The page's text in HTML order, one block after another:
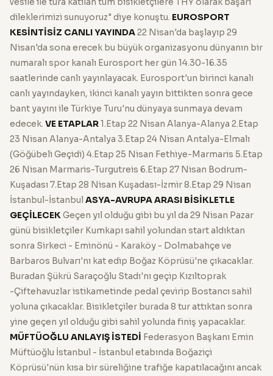
dileklerimizi sunuyoruz" diye konuştu. EUROSPORT
KESİNTİSİZ CANLI YAYINDA22 Nisan'da başlayıp 29
Nisan'da sona erecek bu büyük organizasyonu dünyanın bir
numaralı spor kanalı Eurosport her gün 14.30-16.35
saatlerinde canlı yayınlayacak. Eurosport'un birinci kanalı
canlı yayındayken, ikinci kanalı yayın bittikten sonra gece
bant yayını ile Türkiye Turu'nu dünyaya sunmaya devam
edecek. VE ETAPLAR1.Etap 22 Nisan Alanya-Alanya 2.Etap
23 Nisan Alanya-Antalya 3.Etap 24 Nisan Antalya-Elmalı
(Göğübeli Geçidi) 4.Etap 25 Nisan Fethiye-Marmaris 5.Etap
26 Nisan Marmaris-Turgutreis 6.Etap 27 Nisan Bodrum-
Kuşadası 7.Etap 28 Nisan Kuşadası-İzmir 8.Etap 29 Nisan
İstanbul-İstanbul ASYA-AVRUPA ARASI BİSİKLETLE
GEÇİLECEK Geçen yıl olduğu gibi bu yıl da 29 Nisan Pazar
günü bisikletçiler Kumkapı sahil yolundan start aldıktan
sonra Sirkeci - Eminönü - Karaköy - Dolmabahçe ve
Barbaros Bulvarı'nı kat edip Boğaz Köprüsü'ne çıkacaklar.
Buradan Şükrü Saraçoğlu Stadı'nı geçip Kızıltoprak
-Çiftehavuzlar istikametinde pedal çevirip Bostancı sahil
yoluna çıkacaklar. Bisikletçiler burada 8 tur attıktan sonra
yine geçen yıl olduğu gibi sahil yolunda finiş yapacaklar.
MÜFTÜOĞLU ANLAYIŞ İSTEDİ Federasyon Başkanı Emin
Müftüoğlu İstanbul - İstanbul etabında Boğaziçi
Köprüsü'nün kısa bir süreliğine trafiğe kapatılacağını ancak